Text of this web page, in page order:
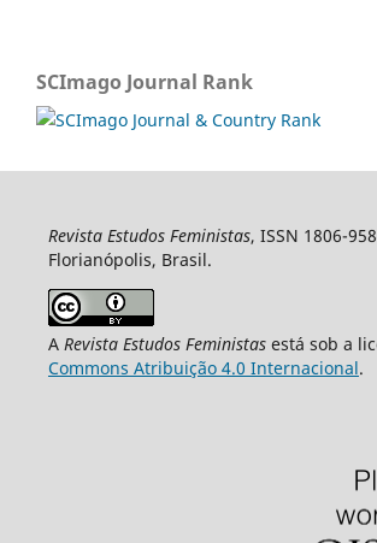
SCImago Journal Rank
Revista Estudos Feministas, ISSN 1806-
Florianópolis, Brasil.
A Revista Estudos Feministasestá sob a
Commons Atribuição 4.0 Internacional.